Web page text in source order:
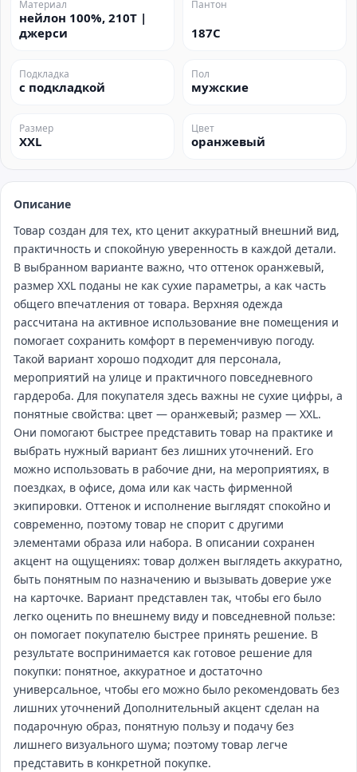
Материал
нейлон 100%, 210T |
джерси
Пантон
187C
Подкладка
с подкладкой
Пол
мужские
Размер
XXL
Цвет
оранжевый
Описание
Товар создан для тех, кто ценит аккуратный внешний вид,
практичность и спокойную уверенность в каждой детали.
В выбранном варианте важно, что оттенок оранжевый,
размер XXL поданы не как сухие параметры, а как часть
общего впечатления от товара. Верхняя одежда
рассчитана на активное использование вне помещения и
помогает сохранить комфорт в переменчивую погоду.
Такой вариант хорошо подходит для персонала,
мероприятий на улице и практичного повседневного
гардероба. Для покупателя здесь важны не сухие цифры, а
понятные свойства: цвет — оранжевый; размер — XXL.
Они помогают быстрее представить товар на практике и
выбрать нужный вариант без лишних уточнений. Его
можно использовать в рабочие дни, на мероприятиях, в
поездках, в офисе, дома или как часть фирменной
экипировки. Оттенок и исполнение выглядят спокойно и
современно, поэтому товар не спорит с другими
элементами образа или набора. В описании сохранен
акцент на ощущениях: товар должен выглядеть аккуратно,
быть понятным по назначению и вызывать доверие уже
на карточке. Вариант представлен так, чтобы его было
легко оценить по внешнему виду и повседневной пользе:
он помогает покупателю быстрее принять решение. В
результате воспринимается как готовое решение для
покупки: понятное, аккуратное и достаточно
универсальное, чтобы его можно было рекомендовать без
лишних уточнений Дополнительный акцент сделан на
подарочную образ, понятную пользу и подачу без
лишнего визуального шума; поэтому товар легче
представить в конкретной покупке.